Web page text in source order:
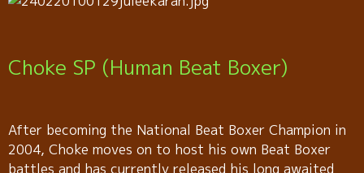
Choke SP (Human Beat Boxer)
After becoming the National Beat Boxer Champion in
2004, Choke moves on to host his own Beat Boxer
battles and has currently released his long awaited